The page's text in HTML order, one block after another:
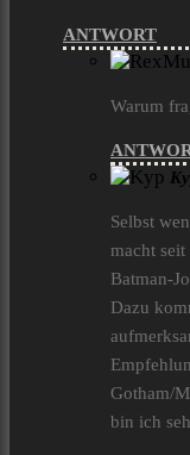
ANTWORT
Warum
Selbst
macht
Batman-
Dazu
Gotham/
bin ich